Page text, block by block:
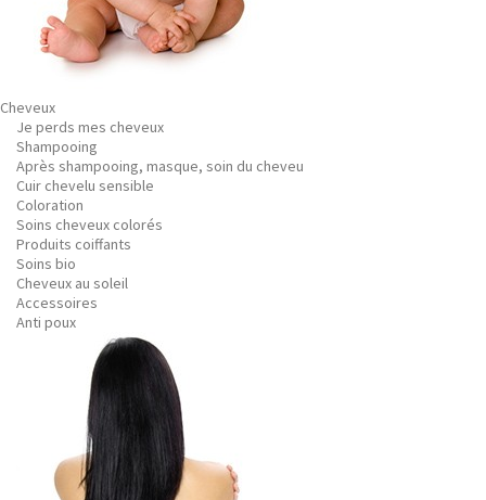
Cheveux
Je perds mes cheveux
Shampooing
Après shampooing, masque, soin du cheveu
Cuir chevelu sensible
Coloration
Soins cheveux colorés
Produits coiffants
Soins bio
Cheveux au soleil
Accessoires
Anti poux